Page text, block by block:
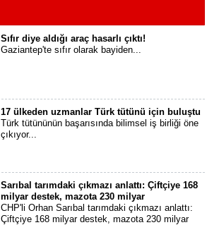
Sıfır diye aldığı araç hasarlı çıktı!
Gaziantep'te sıfır olarak bayiden...
17 ülkeden uzmanlar Türk tütünü için buluştu
Türk tütününün başarısında bilimsel iş birliği öne
çıkıyor...
Sarıbal tarımdaki çıkmazı anlattı: Çiftçiye 168
milyar destek, mazota 230 milyar
CHP'li Orhan Sarıbal tarımdaki çıkmazı anlattı:
Çiftçiye 168 milyar destek, mazota 230 milyar